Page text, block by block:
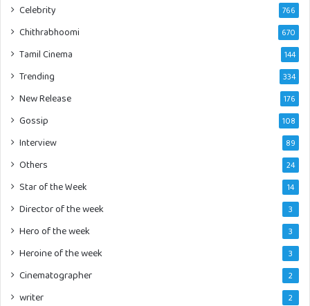
Celebrity 766
Chithrabhoomi 670
Tamil Cinema 144
Trending 334
New Release 176
Gossip 108
Interview 89
Others 24
Star of the Week 14
Director of the week 3
Hero of the week 3
Heroine of the week 3
Cinematographer 2
writer 2